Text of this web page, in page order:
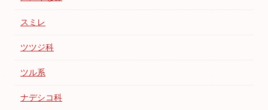
スミレ
ツツジ科
ツル系
ナデシコ科